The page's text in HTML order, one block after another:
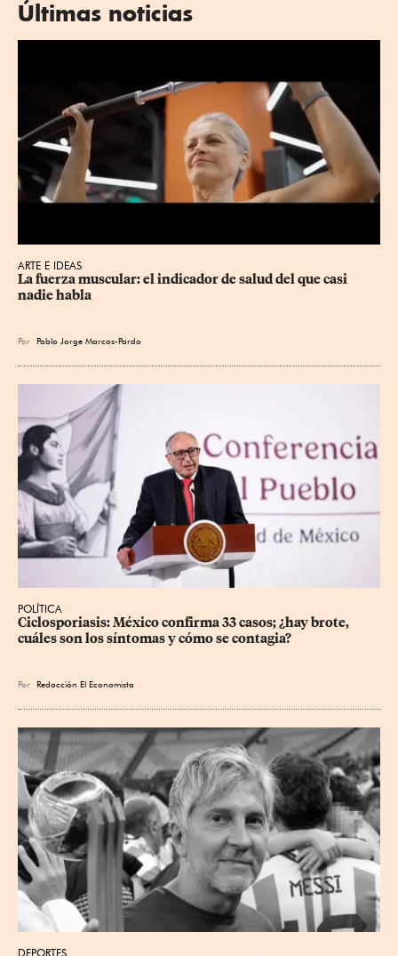
Últimas noticias
ARTE E IDEAS
La fuerza muscular: el indicador de salud del que casi
nadie habla
Por Pablo Jorge Marcos-Pardo
POLÍTICA
Ciclosporiasis: México confirma 33 casos; ¿hay brote,
cuáles son los síntomas y cómo se contagia?
Por Redacción El Economista
DEPORTES